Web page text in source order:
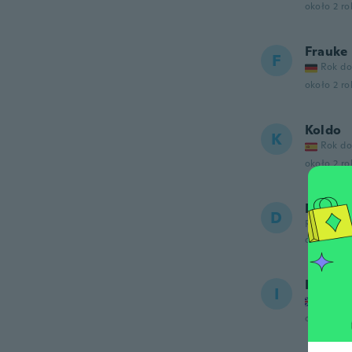
około 2
F Frauke
Rok
około 2
K Koldo
Rok
około 2
D David
Rok
około 2
I Ivan
Rok
około 2